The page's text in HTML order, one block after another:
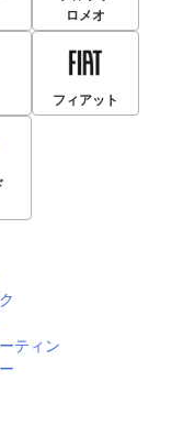
ロメオ
フィアット
ティン